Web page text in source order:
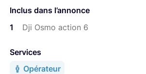
conçu pour repousser l’autonomie, la
ses accessoires essentiels, cette
longtemps et plus confortablement, une
d’extension 1,5 m idéale pour les plans
Inclus dans l’annonce
1
Dji Osmo action 6
Services
Opérateur